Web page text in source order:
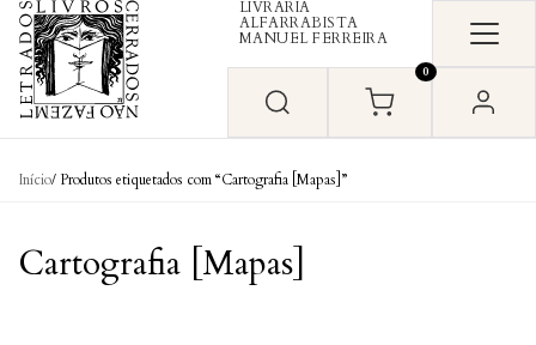
Skip to content
LIVRARIA
ALFARRABISTA
MANUEL FERREIRA
0
Início/ Produtos etiquetados com “Cartografia [Mapas]”
Cartografia [Mapas]